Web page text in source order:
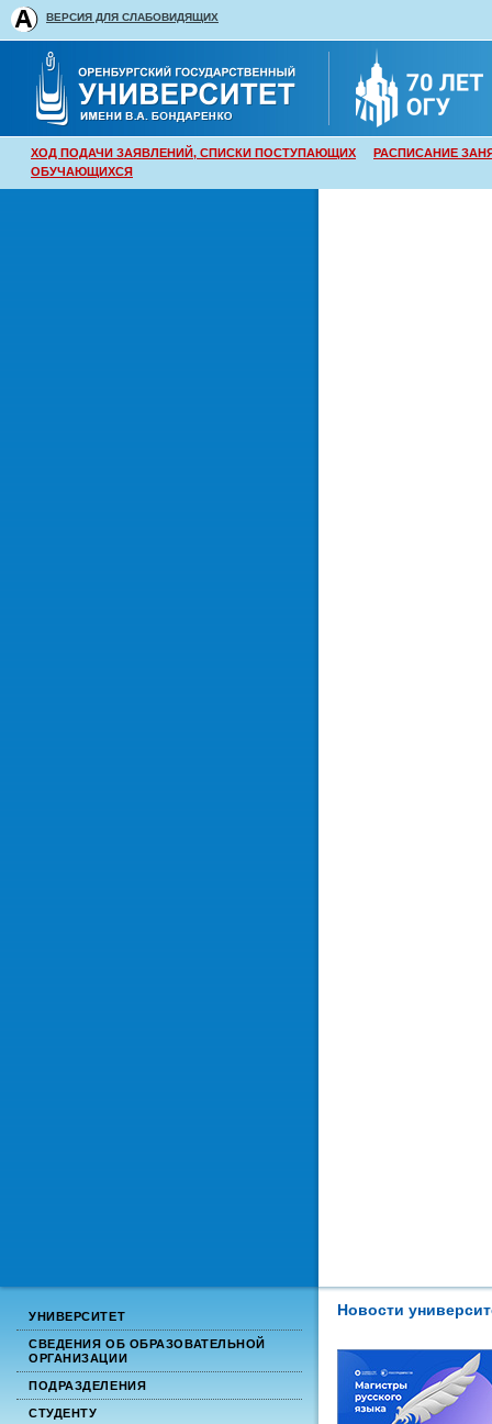
ВЕРСИЯ ДЛЯ СЛАБОВИДЯЩИХ
ХОД ПОДАЧИ ЗАЯВЛЕНИЙ, СПИСКИ ПОСТУПАЮЩИХ
РАСПИСАНИЕ
ОБУЧАЮЩИХСЯ
УНИВЕРСИТЕТ
СВЕДЕНИЯ ОБ ОБРАЗОВАТЕЛЬНОЙ
ОРГАНИЗАЦИИ
ПОДРАЗДЕЛЕНИЯ
СТУДЕНТУ
Новости